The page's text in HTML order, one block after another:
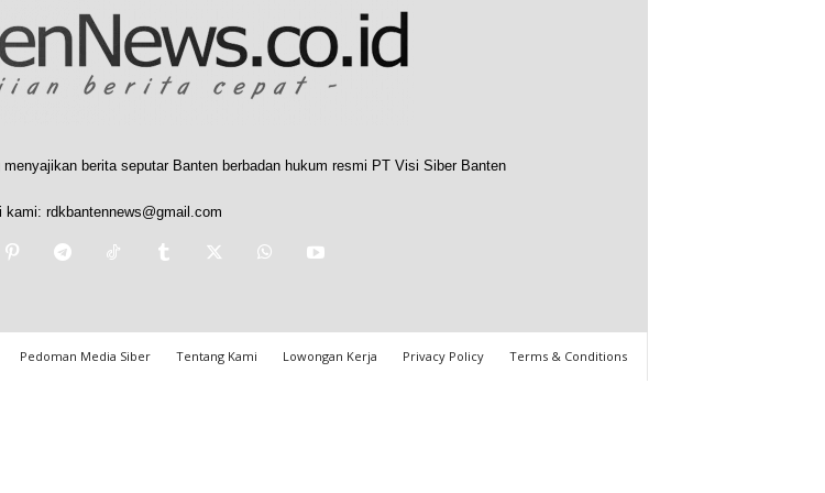
berita seputar Banten berbadan hukum resmi PT Visi Siber Banten
kami: rdkbantennews@gmail.com
Pedoman Media Siber Tentang Kami Lowongan Kerja Privacy Policy Terms & Conditions